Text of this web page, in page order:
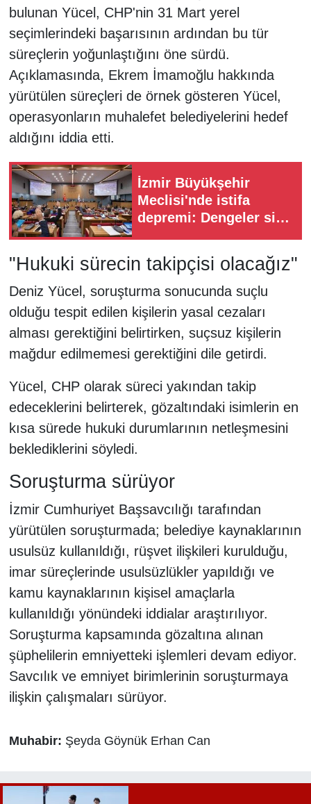
bulunan Yücel, CHP'nin 31 Mart yerel
seçimlerindeki başarısının ardından bu tür
süreçlerin yoğunlaştığını öne sürdü.
Açıklamasında, Ekrem İmamoğlu hakkında
yürütülen süreçleri de örnek gösteren Yücel,
operasyonların muhalefet belediyelerini hedef
aldığını iddia etti.
İzmir Büyükşehir
Meclisi'nde istifa
depremi: Dengeler sil
"Hukuki sürecin takipçisi olacağız"
Deniz Yücel, soruşturma sonucunda suçlu
olduğu tespit edilen kişilerin yasal cezaları
alması gerektiğini belirtirken, suçsuz kişilerin
mağdur edilmemesi gerektiğini dile getirdi.
Yücel, CHP olarak süreci yakından takip
edeceklerini belirterek, gözaltındaki isimlerin en
kısa sürede hukuki durumlarının netleşmesini
beklediklerini söyledi.
Soruşturma sürüyor
İzmir Cumhuriyet Başsavcılığı tarafından
yürütülen soruşturmada; belediye kaynaklarının
usulsüz kullanıldığı, rüşvet ilişkileri kurulduğu,
imar süreçlerinde usulsüzlükler yapıldığı ve
kamu kaynaklarının kişisel amaçlarla
kullanıldığı yönündeki iddialar araştırılıyor.
Soruşturma kapsamında gözaltına alınan
şüphelilerin emniyetteki işlemleri devam ediyor.
Savcılık ve emniyet birimlerinin soruşturmaya
ilişkin çalışmaları sürüyor.
Muhabir: Şeyda Göynük Erhan Can